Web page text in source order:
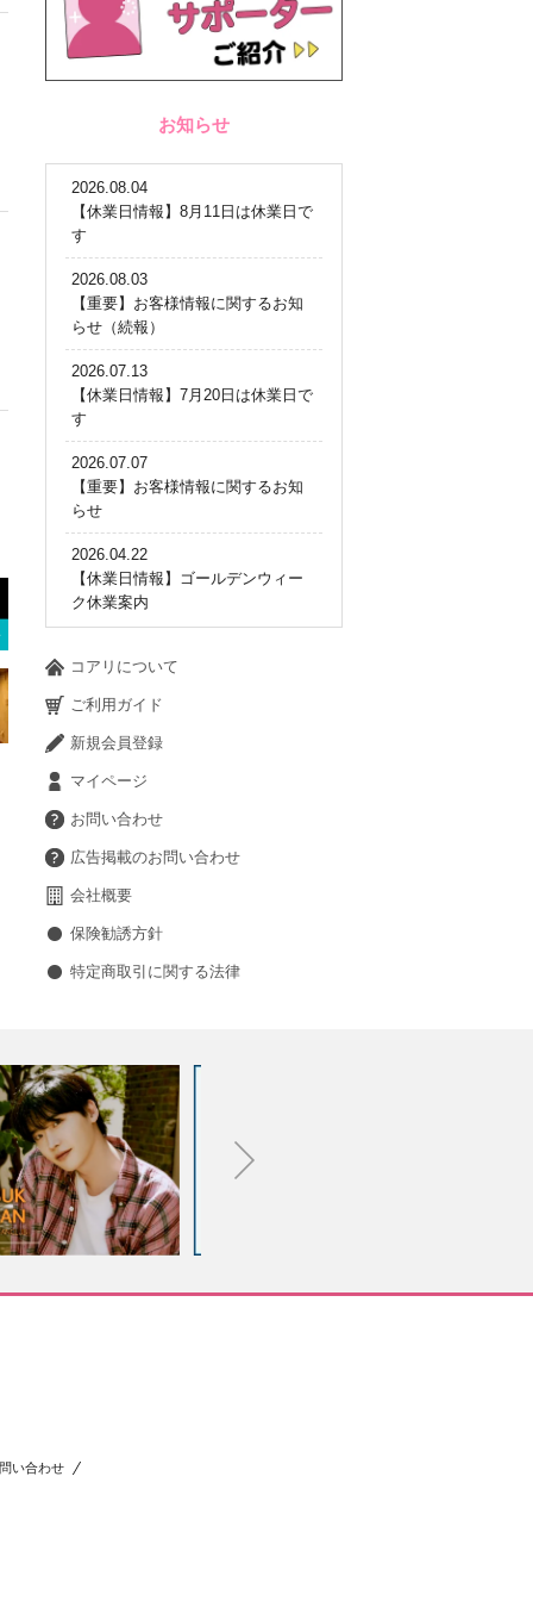
お知らせ
2026.08.04
【休業日情報】8月11日は休業日で
す
2026.08.03
【重要】お客様情報に関するお知
らせ（続報）
2026.07.13
【休業日情報】7月20日は休業日で
す
2026.07.07
【重要】お客様情報に関するお知
らせ
2026.04.22
【休業日情報】ゴールデンウィー
ク休業案内
コアリについて
ご利用ガイド
新規会員登録
マイページ
お問い合わせ
広告掲載のお問い合わせ
会社概要
保険勧誘方針
特定商取引に関する法律
い合わせ